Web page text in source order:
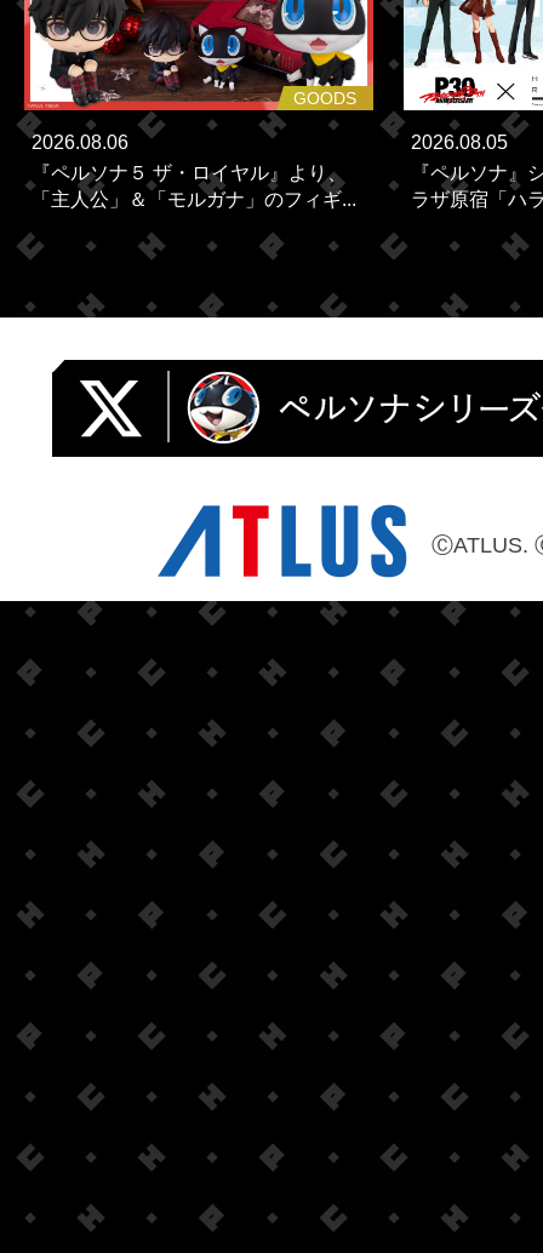
GOODS
2026.08.06
『ペルソナ５ ザ・ロイヤル』より、
「主人公」＆「モルガナ」のフィギ...
2026.08.05
『ペルソナ』
ラザ原宿「ハ
ⒸATLUS.